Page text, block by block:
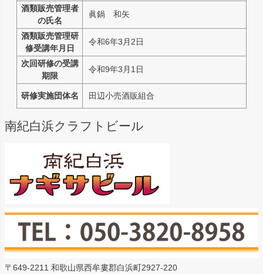
酒類販売管理者
の氏名
眞鍋 和矢
酒類販売管理研
修受講年月日
令和6年3月2日
次回研修の受講
期限
令和9年3月1日
研修実施団体名 田辺小売酒販組合
南紀白浜クラフトビール
〒649-2211 和歌山県西牟婁郡白浜町2927-220